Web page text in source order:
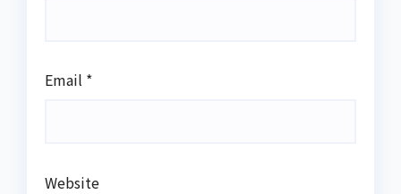
Email *
Website